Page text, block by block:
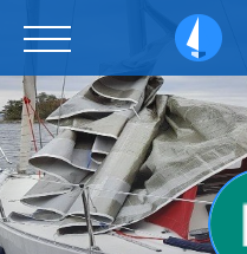
Sailarena